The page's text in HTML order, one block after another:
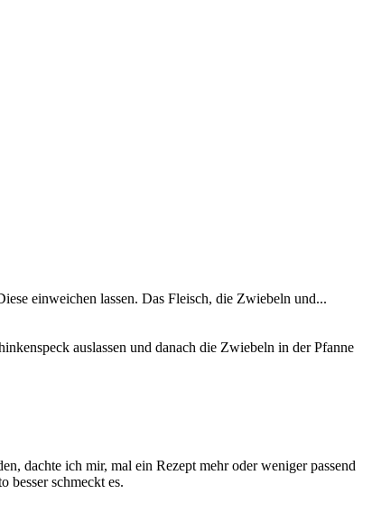
einweichen lassen. Das Fleisch, die Zwiebeln und...
auslassen und danach die Zwiebeln in der Pfanne
dachte ich mir, mal ein Rezept mehr oder weniger passend
besser schmeckt es.